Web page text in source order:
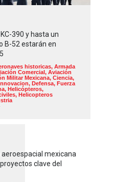
390 y hasta un
B-52 estarán en
historicas, Armada
Comercial, Aviación
Militar Mexicana, Ciencia,
, Defensa, Fuerza
, Helicópteros,
, Helicopteros
aeroespacial mexicana
clave del